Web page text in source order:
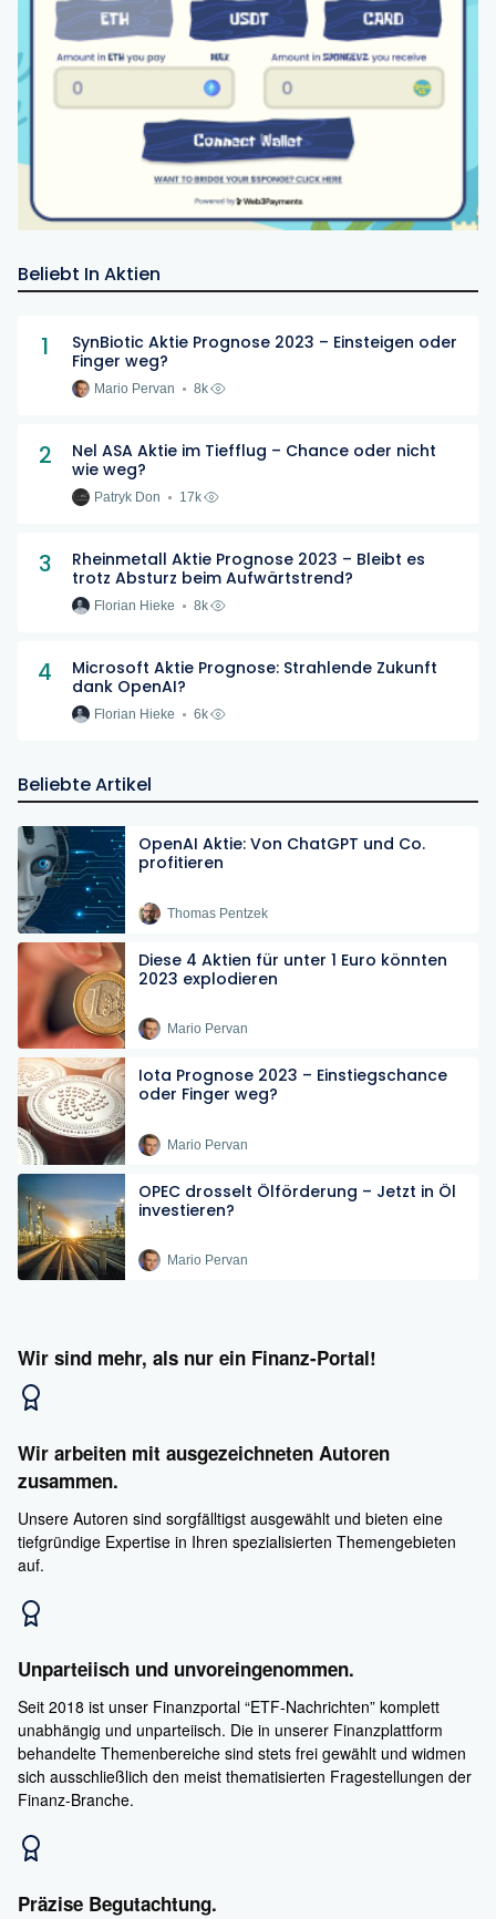
Beliebt In Aktien
1
SynBiotic Aktie Prognose 2023 – Einsteigen oder
Finger weg?
Mario Pervan 8k
2
Nel ASA Aktie im Tiefflug – Chance oder nicht
wie weg?
Patryk Don 17k
3
Rheinmetall Aktie Prognose 2023 – Bleibt es
trotz Absturz beim Aufwärtstrend?
Florian Hieke 8k
4
Microsoft Aktie Prognose: Strahlende Zukunft
dank OpenAI?
Florian Hieke 6k
Beliebte Artikel
OpenAI Aktie: Von ChatGPT und Co.
profitieren
Thomas Pentzek
Diese 4 Aktien für unter 1 Euro könnten
2023 explodieren
Mario Pervan
Iota Prognose 2023 – Einstiegschance
oder Finger weg?
Mario Pervan
OPEC drosselt Ölförderung – Jetzt in Öl
investieren?
Mario Pervan
Wir sind mehr, als nur ein Finanz-Portal!
Wir arbeiten mit ausgezeichneten Autoren
zusammen.
Unsere Autoren sind sorgfälltigst ausgewählt und bieten eine
tiefgründige Expertise in Ihren spezialisierten Themengebieten
auf.
Unparteiisch und unvoreingenommen.
Seit 2018 ist unser Finanzportal “ETF-Nachrichten” komplett
unabhängig und unparteiisch. Die in unserer Finanzplattform
behandelte Themenbereiche sind stets frei gewählt und widmen
sich ausschließlich den meist thematisierten Fragestellungen der
Finanz-Branche.
Präzise Begutachtung.